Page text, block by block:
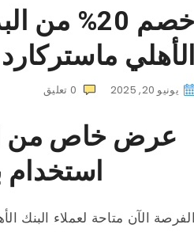
خصم 20%
الأهلي
يونيو 20, 2025 0 تعليق
الفرصة الآن متاحة لعملاء